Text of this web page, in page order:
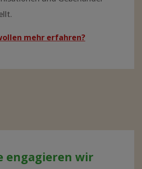
mehr erfahren?
engagieren wir